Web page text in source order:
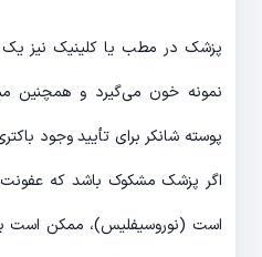
پزشک در مطب یا کلینیک نیز یک
نمونه خون می‌گیرد و همچنین
پوسته شانکر برای تأیید وجود
اگر پزشک مشکوک باشد که
است (نوروسیفلیس)، ممکن است